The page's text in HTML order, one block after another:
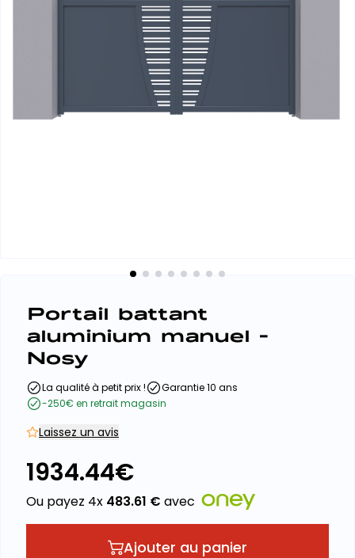
Portail battant
aluminium manuel -
Nosy
La qualité à petit prix !
Garantie 10 ans
-250€ en retrait magasin
Laissez un avis
1934.44€
Ou payez 4x 483.61 € avec
Ajouter au panier